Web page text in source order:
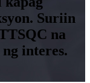
Suriin
na
interes.